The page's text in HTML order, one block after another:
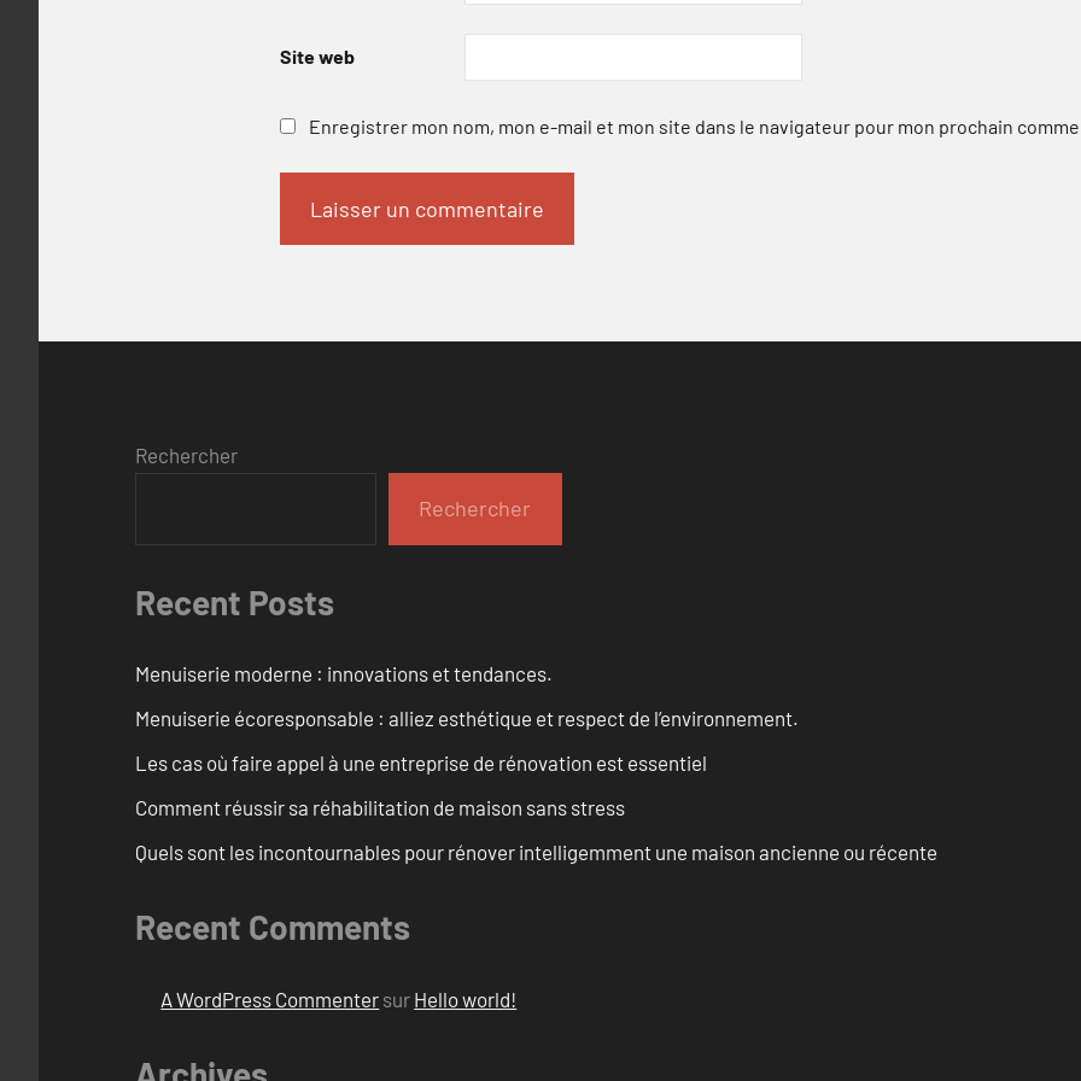
Site web
Enregistrer mon nom, mon e-mail et mon site dans le navigateur pour mon prochain
Rechercher
Rechercher
Recent Posts
Menuiserie moderne : innovations et tendances.
Menuiserie écoresponsable : alliez esthétique et respect de l’environnement.
Les cas où faire appel à une entreprise de rénovation est essentiel
Comment réussir sa réhabilitation de maison sans stress
Quels sont les incontournables pour rénover intelligemment une maison ancienne ou récente
Recent Comments
A WordPress Commenter sur Hello world!